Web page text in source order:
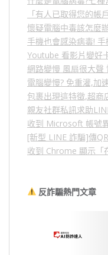
「有人已取得您的
懷疑電腦中毒該怎麼
手機也會感染病毒! 手
Youtube 看影片變好
網路變慢 風扇很大聲
電腦變慢? 免重灌,加
包裹出現這特徵,超商
親友社群私訊求助
收到 Microsoft 帳號
[新型 LINE 詐騙]傳
收到 Chrome 顯示「
反詐騙熱門文章